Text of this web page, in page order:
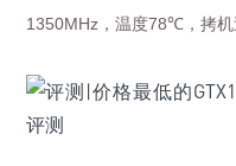
1350MHz ，温度78℃ ，拷